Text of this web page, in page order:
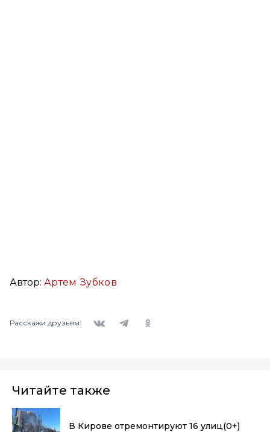
Автор: Артем Зубков
Расскажи друзьям:
Читайте также
В Кирове отремонтируют 16 улиц(0+)